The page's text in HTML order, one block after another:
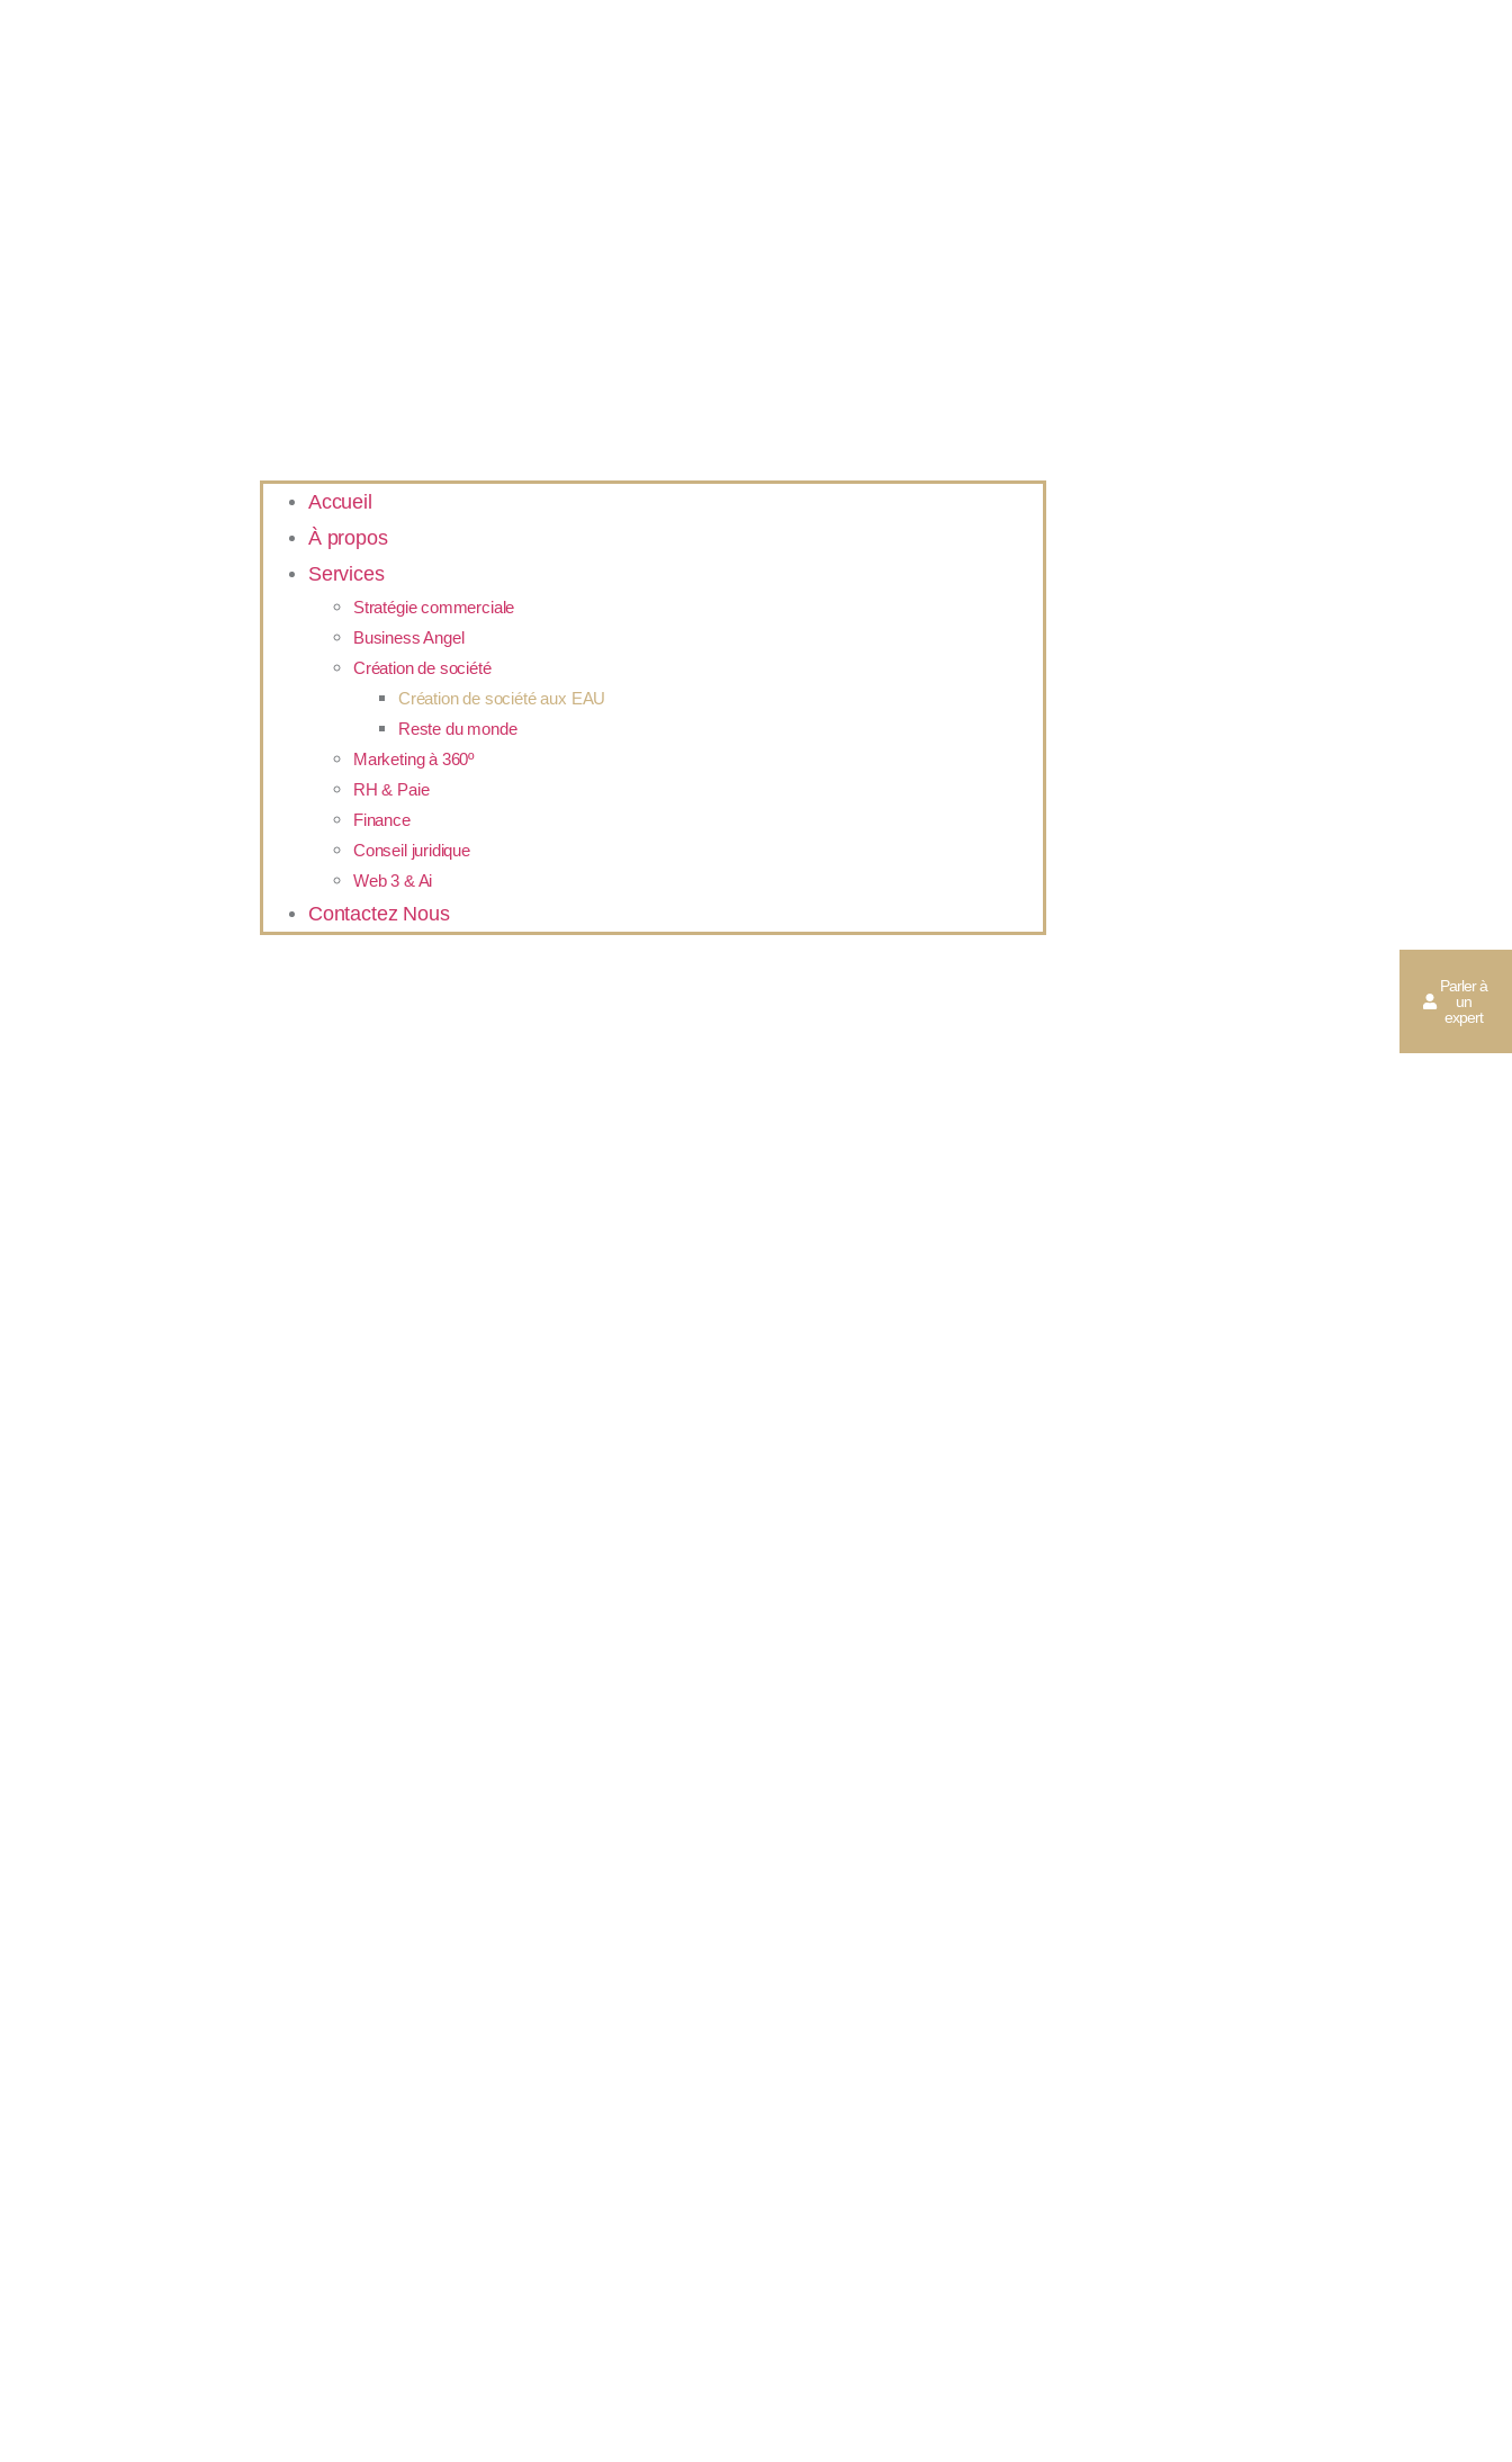
Accueil
À propos
Services
Stratégie commerciale
Business Angel
Création de société
Création de société aux EAU
Reste du monde
Marketing à 360º
RH & Paie
Finance
Conseil juridique
Web 3 & Ai
Contactez Nous
Parler à
un
expert